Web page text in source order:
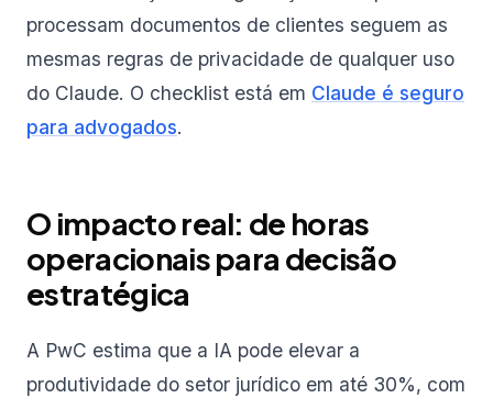
processam documentos de clientes seguem as
mesmas regras de privacidade de qualquer uso
do Claude. O checklist está em Claude é seguro
para advogados.
O impacto real: de horas
operacionais para decisão
estratégica
A PwC estima que a IA pode elevar a
produtividade do setor jurídico em até 30%, com